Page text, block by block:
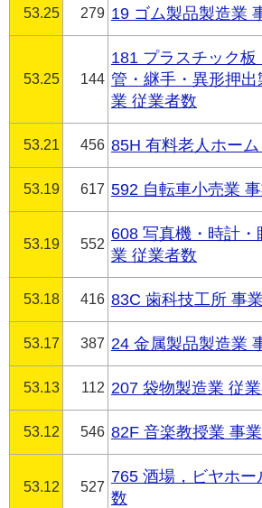
53.25 279 19 ゴム製品製造業
53.25 144
181 プラスチック板
管・継手・異形押出
業 従業者数
53.21 456 85H 有料老人ホー
53.19 617 592 自転車小売業
53.19 552
608 写真機・時計・
業 従業者数
53.18 416 83C 歯科技工所 事
53.17 387 24 金属製品製造業
53.13 112 207 袋物製造業 従
53.12 546 82F 音楽教授業 事
53.12 527
765 酒場，ビヤホー
数